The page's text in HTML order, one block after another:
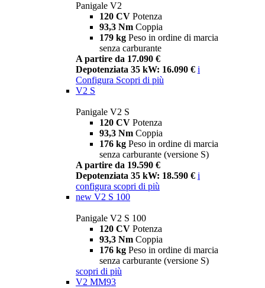
Panigale V2
120 CV Potenza
93,3 Nm Coppia
179 kg Peso in ordine di marcia
senza carburante
A partire da 17.090 €
Depotenziata 35 kW: 16.090 € i
Configura Scopri di più
V2 S
Panigale V2 S
120 CV Potenza
93,3 Nm Coppia
176 kg Peso in ordine di marcia
senza carburante (versione S)
A partire da 19.590 €
Depotenziata 35 kW: 18.590 € i
configura scopri di più
new V2 S 100
Panigale V2 S 100
120 CV Potenza
93,3 Nm Coppia
176 kg Peso in ordine di marcia
senza carburante (versione S)
scopri di più
V2 MM93